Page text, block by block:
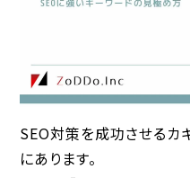
SEO対策を成功させるカ
にあります。